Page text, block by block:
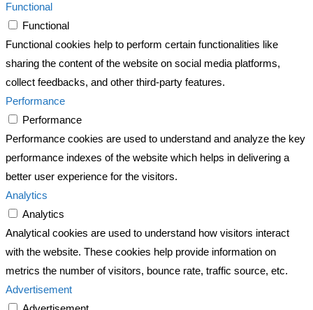
Functional
Functional
Functional cookies help to perform certain functionalities like
sharing the content of the website on social media platforms,
collect feedbacks, and other third-party features.
Performance
Performance
Performance cookies are used to understand and analyze the key
performance indexes of the website which helps in delivering a
better user experience for the visitors.
Analytics
Analytics
Analytical cookies are used to understand how visitors interact
with the website. These cookies help provide information on
metrics the number of visitors, bounce rate, traffic source, etc.
Advertisement